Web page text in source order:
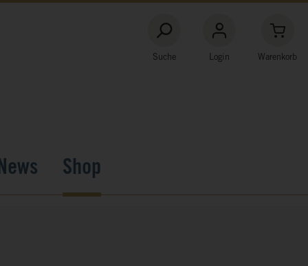
Suche Login Warenkorb
Shop